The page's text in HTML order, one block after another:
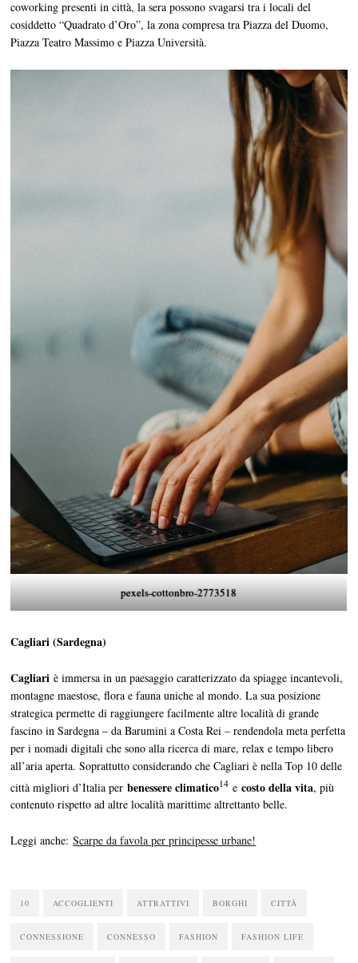
coworking presenti in città, la sera possono svagarsi tra i locali del
cosiddetto “Quadrato d’Oro”, la zona compresa tra Piazza del Duomo,
Piazza Teatro Massimo e Piazza Università.
pexels-cottonbro-2773518
Cagliari (Sardegna)
Cagliari è immersa in un paesaggio caratterizzato da spiagge incantevoli,
montagne maestose, flora e fauna uniche al mondo. La sua posizione
strategica permette di raggiungere facilmente altre località di grande
fascino in Sardegna – da Barumini a Costa Rei – rendendola meta perfetta
per i nomadi digitali che sono alla ricerca di mare, relax e tempo libero
all’aria aperta. Soprattutto considerando che Cagliari è nella Top 10 delle
città migliori d’Italia perbenessere climatico14 e costo della vita, più
contenuto rispetto ad altre località marittime altrettanto belle.
Leggi anche:Scarpe da favola per principesse urbane!
10 ACCOGLIENTI ATTRATTIVI BORGHI CITTÀ
CONNESSIONE CONNESSO FASHION FASHION LIFE